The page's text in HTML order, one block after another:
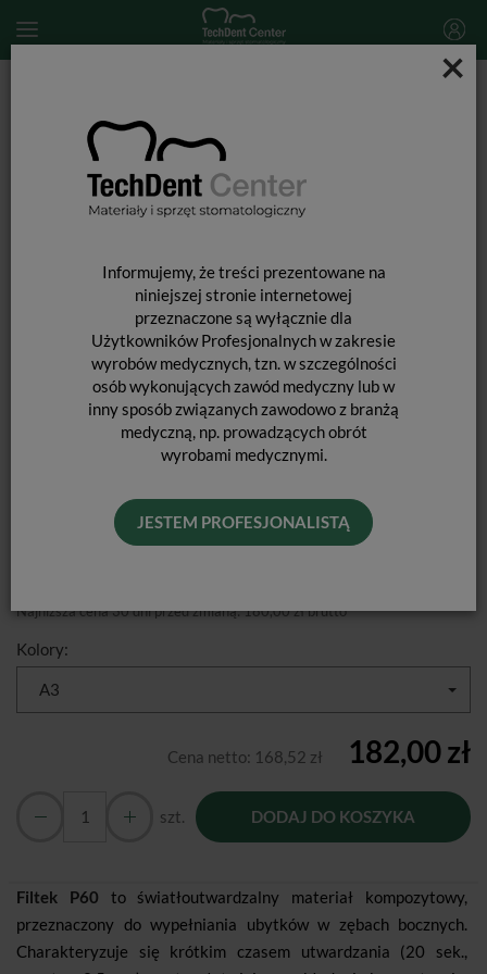
×
Informujemy, że treści prezentowane na
niniejszej stronie internetowej
przeznaczone są wyłącznie dla
Użytkowników Profesjonalnych w zakresie
wyrobów medycznych, tzn. w szczególności
osób wykonujących zawód medyczny lub w
inny sposób związanych zawodowo z branżą
medyczną, np. prowadzących obrót
wyrobami medycznymi.
JESTEM PROFESJONALISTĄ
MATERIAŁY WYPEŁNIENIOWE ŚWIATŁOUTWARDZALNE
Filtek P60 / uzup. 4g
FILTEK P60 / UZUP. 4G
3M ESPE
Jest
Najniższa cena 30 dni przed zmianą:180,00 zł brutto
Kolory:
A3
Cena netto: 168,52 zł 182,00 zł
szt. DODAJ DO KOSZYKA
Filtek P60 to światłoutwardzalny materiał kompozytowy,
przeznaczony do wypełniania ubytków w zębach bocznych.
Charakteryzuje się krótkim czasem utwardzania (20 sek.,